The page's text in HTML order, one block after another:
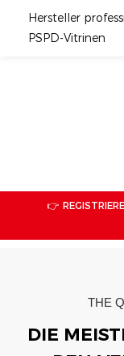
Hersteller
PSPD-Vitrinen
👉
THE
DIE